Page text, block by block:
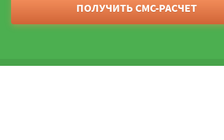
ПОЛУЧИТЬ СМС-РАСЧЕТ